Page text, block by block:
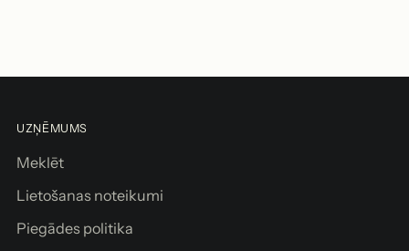
i
o
t
r
o
UZŅĒMUMS
Meklēt
Lietošanas noteikumi
Piegādes politika